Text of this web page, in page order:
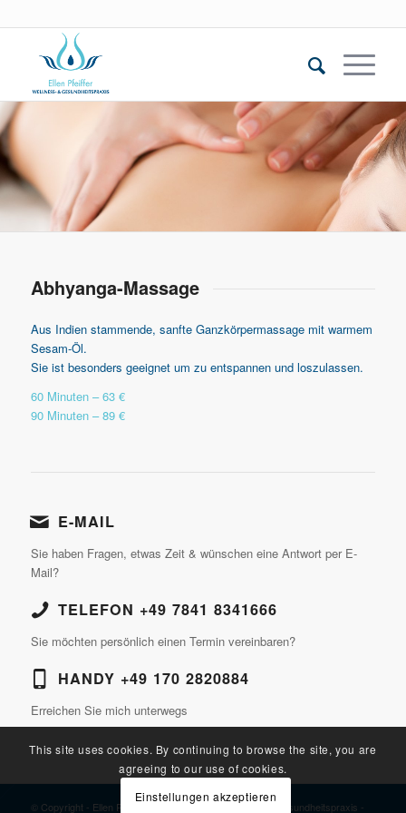
Abhyanga-Massage
Aus Indien stammende, sanfte Ganzkörpermassage mit warmem
Sesam-Öl.
Sie ist besonders geeignet um zu entspannen und loszulassen.
60 Minuten – 63 €
90 Minuten – 89 €
E-MAIL
Sie haben Fragen, etwas Zeit & wünschen eine Antwort per E-
Mail?
TELEFON +49 7841 8341666
Sie möchten persönlich einen Termin vereinbaren?
HANDY +49 170 2820884
Erreichen Sie mich unterwegs
© Copyright - Ellen Pfeiffer, Heilpraktikerin, Wellness- & Gesundheitspraxis -
This site uses cookies. By continuing to browse the site, you are
agreeing to our use of cookies.
Einstellungen akzeptieren